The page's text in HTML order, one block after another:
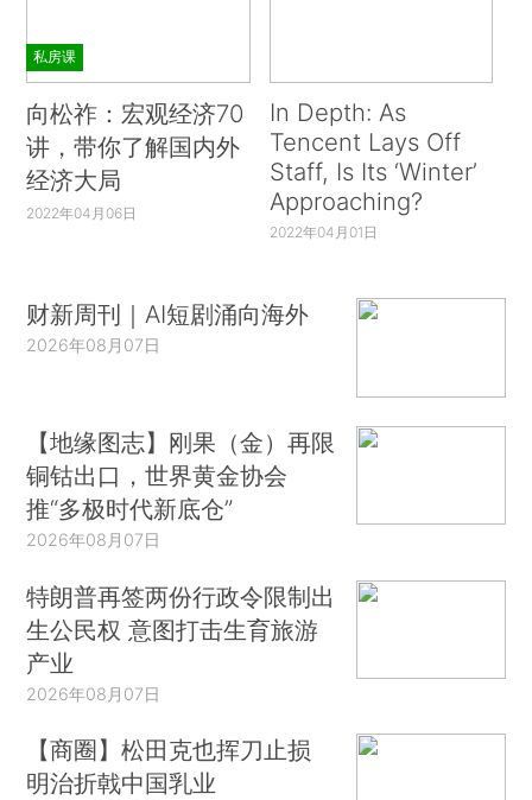
私房课
向松祚：宏观经济70
讲，带你了解国内外
经济大局
2022年04月06日
In Depth: As
Tencent Lays Off
Staff, Is Its ‘Winter’
Approaching?
2022年04月01日
财新周刊｜AI短剧涌向海外
2026年08月07日
【地缘图志】刚果（金）再限
铜钴出口，世界黄金协会
推“多极时代新底仓”
2026年08月07日
特朗普再签两份行政令限制出
生公民权 意图打击生育旅游
产业
2026年08月07日
【商圈】松田克也挥刀止损
明治折戟中国乳业